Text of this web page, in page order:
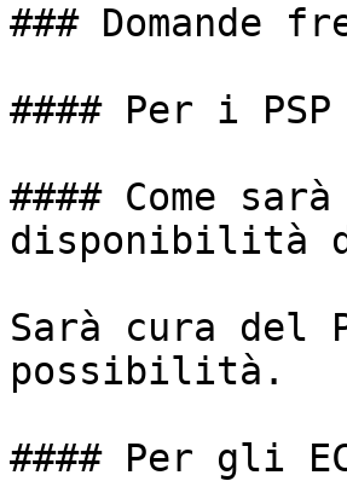
### Domande
#### Per i PSP
#### Come
disponibilità
Sarà cura del
possibilità.
#### Per gli